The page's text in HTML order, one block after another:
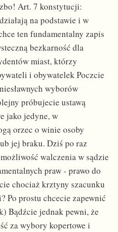
Art. 7 konstytucji:
na podstawie i w
ten fundamentalny zapis
bezkarność dla
miast, którzy
i obywatelek Poczcie
wyborów
próbujecie ustawą
jako jedyne, w
orzec o winie osoby
jej braku. Dziś po raz
walczenia w sądzie
praw - prawo do
chociaż krztyny szacunku
Po prostu chcecie zapewnić
Bądźcie jednak pewni, że
za wybory kopertowe i